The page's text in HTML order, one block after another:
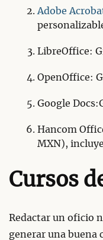
Adobe
LibreOffice:
OpenOffice:
Google
Hancom
MXN),
Cursos
Redactar un oficio
generar una buena